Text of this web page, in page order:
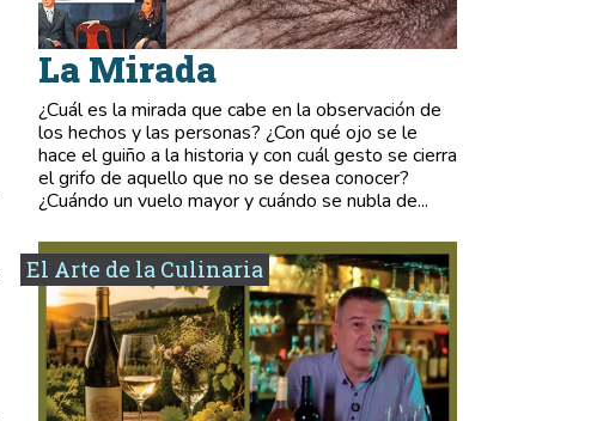
La Mirada
¿Cuál es la mirada que cabe en la observación de
los hechos y las personas? ¿Con qué ojo se le
hace el guiño a la historia y con cuál gesto se cierra
el grifo de aquello que no se desea conocer?
¿Cuándo un vuelo mayor y cuándo se nubla de...
El Arte de la Culinaria